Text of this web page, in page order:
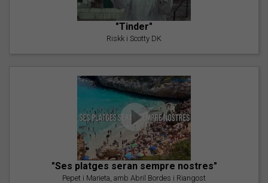
"Tinder"
Riskk i Scotty DK
"Ses platges seran sempre nostres"
Pepet i Marieta, amb Abril Bordes i Riangost